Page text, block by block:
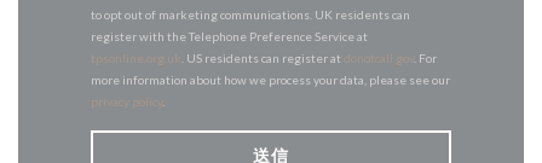
to opt out of marketing communications. UK residents can
register with the Telephone Preference Service at
tpsonline.org.uk
. US residents can register at donotcall.gov
. For
more information about how we process your data, please see our
privacy policy